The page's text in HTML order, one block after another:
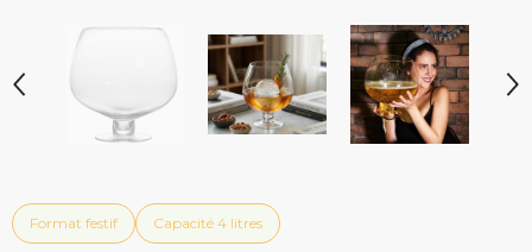
Format festif Capacité 4 litres